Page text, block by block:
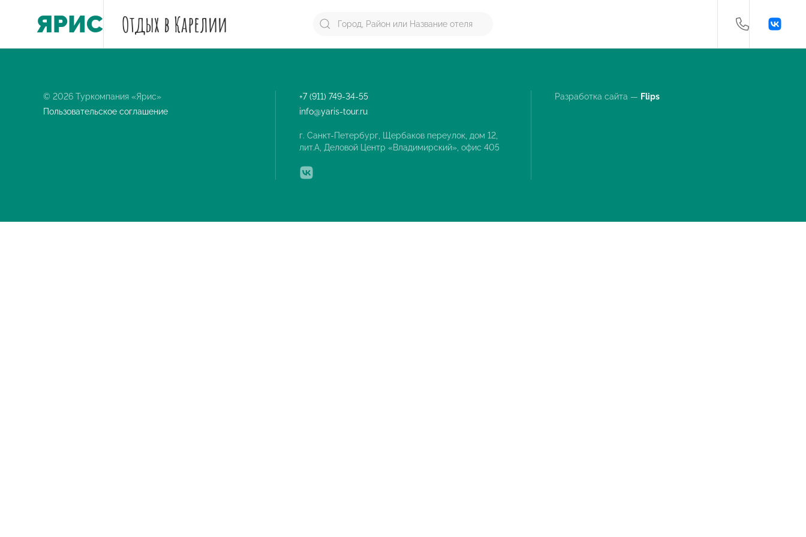
ЯРИС Отдых в Карелии
© 2026 Туркомпания «Ярис»
Пользовательское соглашение
+7 (911) 749-34-55
info@yaris-tour.ru
г. Санкт-Петербург, Щербаков переулок, дом 12,
лит.А, Деловой Центр «Владимирский», офис 405
Разработка сайта — Flips